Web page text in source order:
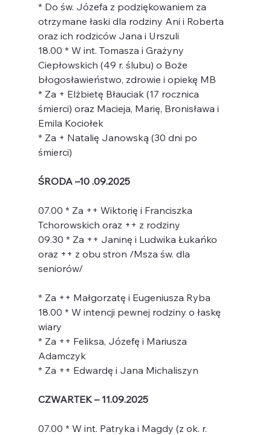
* Do św. Józefa z podziękowaniem za
otrzymane łaski dla rodziny Ani i Roberta
oraz ich rodziców Jana i Urszuli
18.00 * W int. Tomasza i Grażyny
Ciepłowskich (49 r. ślubu) o Boże
błogosławieństwo, zdrowie i opiekę MB
* Za + Elżbietę Błauciak (17 rocznica
śmierci) oraz Macieja, Marię, Bronisława i
Emila Kociołek
* Za + Natalię Janowską (30 dni po
śmierci)
ŚRODA –10 .09.2025
07.00 * Za ++ Wiktorię i Franciszka
Tchorowskich oraz ++ z rodziny
09.30 * Za ++ Janinę i Ludwika Łukańko
oraz ++ z obu stron /Msza św. dla
seniorów/
* Za ++ Małgorzatę i Eugeniusza Ryba
18.00 * W intencji pewnej rodziny o łaskę
wiary
* Za ++ Feliksa, Józefę i Mariusza
Adamczyk
* Za ++ Edwardę i Jana Michaliszyn
CZWARTEK – 11.09.2025
07.00 * W int. Patryka i Magdy (z ok. r.